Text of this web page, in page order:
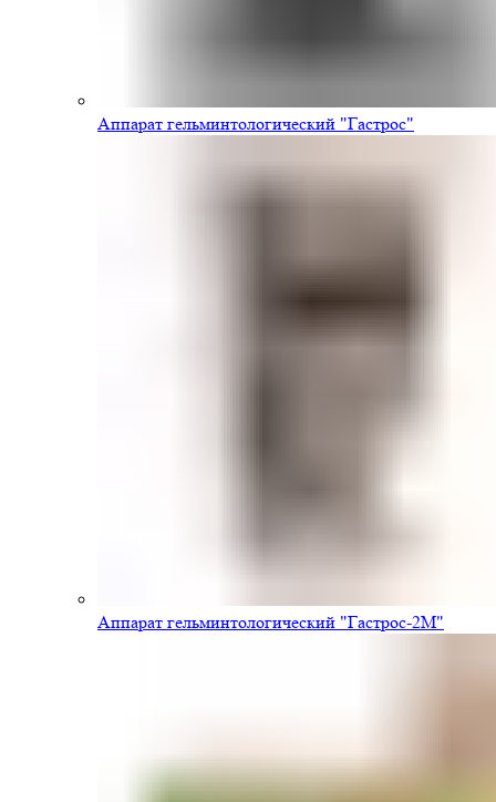
Аппарат гельминтологический "Гастрос"
Аппарат гельминтологический "Гастрос-2М"